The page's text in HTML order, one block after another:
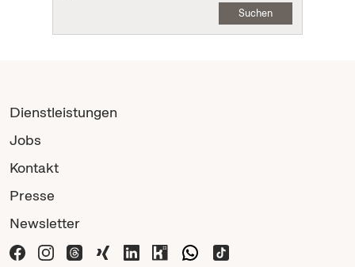
Suchen
Dienstleistungen
Jobs
Kontakt
Presse
Newsletter